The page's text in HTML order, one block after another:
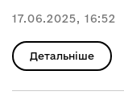
17.06.2025, 16:52
Детальніше